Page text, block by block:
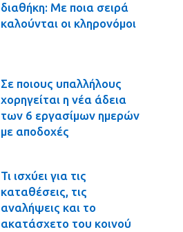
διαθήκη: Με ποια σειρά
καλούνται οι κληρονόμοι
Σε ποιους υπαλλήλους
χορηγείται η νέα άδεια
των 6 εργασίμων ημερών
με αποδοχές
Τι ισχύει για τις
καταθέσεις, τις
αναλήψεις και το
ακατάσχετο του κοινού